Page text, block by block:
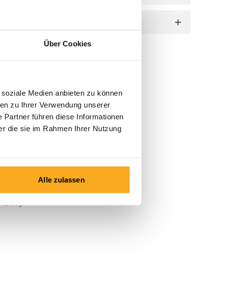
Über Cookies
Medien anbieten zu können
zu Ihrer Verwendung unserer
führen diese Informationen
die sie im Rahmen Ihrer Nutzung
Alle zulassen
Wir
zu